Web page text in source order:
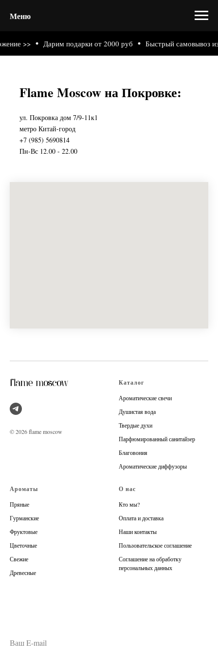
Меню
>> Дарим подарки от 2000 руб Быстрый самовывоз
Flame Moscow на Покровке:
ул. Покровка дом 7/9-11к1
метро Китай-город
+7 (985) 5690814
Пн-Вс 12.00 - 22.00
© 2026 flame moscow
Каталог
Ароматические свечи
Душистая вода
Твердые духи
Парфюмированный санитайзер
Благовония
Ароматические диффузоры
Ароматы
Пряные
Гурманские
Фруктовые
Цветочные
Свежие
Древесные
О нас
Кто мы?
Оплата и доставка
Наши контакты
Пользовательское соглашение
Соглашение на обработку
персональных данных